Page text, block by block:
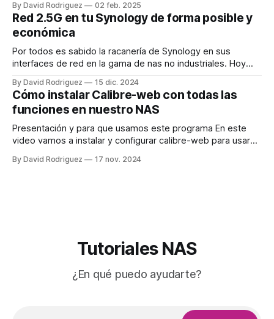
equipos que sustituyen a un router de operadora. ¿Cómo
funciona un equipo de operadora? Normalmente llevan ONT
integrada. La ONT es como el traductor
By David Rodriguez 02 feb. 2025
Red 2.5G en tu Synology de forma posible y
económica
Por todos es sabido la racanería de Synology en sus
interfaces de red en la gama de nas no industriales. Hoy
2,5G. En mi casa tengo un switch Qnap de 2,5G del que
están conectados el Mac mini
By David Rodriguez 15 dic. 2024
Cómo instalar Calibre-web con todas las
funciones en nuestro NAS
Presentación y para que usamos este programa En este
video vamos a instalar y configurar calibre-web para usar
nuestra biblioteca y convertir libros. ¿Sabés que todo eso lo
By David Rodriguez 17 nov. 2024
Tutoriales NAS
¿En qué puedo ayudarte?